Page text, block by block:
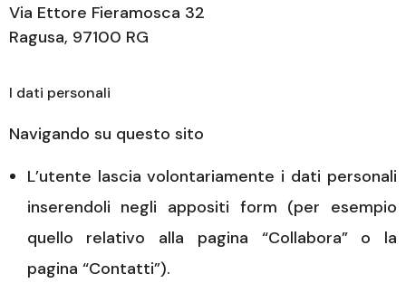
Via Ettore Fieramosca 32
Ragusa, 97100 RG
I dati personali
Navigando su questo sito
L’utente lascia volontariamente i dati personali
inserendoli negli appositi form (per esempio
quello relativo alla pagina “Collabora” o la
pagina “Contatti”).